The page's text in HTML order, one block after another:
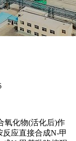
氧化物(活化后)作
应直接合成N-甲